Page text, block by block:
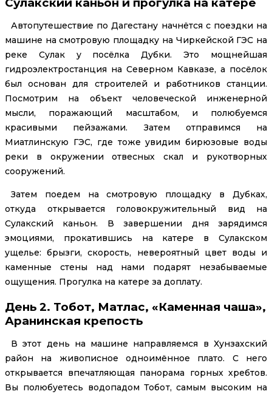
Автопутешествие по Дагестану начнётся с поездки на
машине на смотровую площадку на Чиркейской ГЭС на
реке Сулак у посёлка Дубки. Это мощнейшая
гидроэлектростанция на Северном Кавказе, а посёлок
был основан для строителей и работников станции.
Посмотрим на объект человеческой инженерной
мысли, поражающий масштабом, и полюбуемся
красивыми пейзажами. Затем отправимся на
Миатлинскую ГЭС, где тоже увидим бирюзовые воды
реки в окружении отвесных скал и рукотворных
сооружений.
Затем поедем на смотровую площадку в Дубках,
откуда открывается головокружительный вид на
Сулакский каньон. В завершении дня зарядимся
эмоциями, прокатившись на катере в Сулакском
ущелье: брызги, скорость, невероятный цвет воды и
каменные стены над нами подарят незабываемые
ощущения. Прогулка на катере за доплату.
День 2. Тобот, Матлас, «Каменная чаша»,
Аранинская крепость
В этот день на машине направляемся в Хунзахский
район на живописное одноимённое плато. С него
открывается впечатляющая панорама горных хребтов.
Вы полюбуетесь водопадом Тобот, самым высоким на